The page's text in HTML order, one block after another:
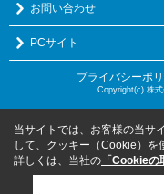
お問い合わせ
PCサイト
プライバシーポ
Copyright(c) 株
当サイトでは、お客様の当サ
して、クッキー（Cookie）を
詳しくは、当社の 「Cookieの